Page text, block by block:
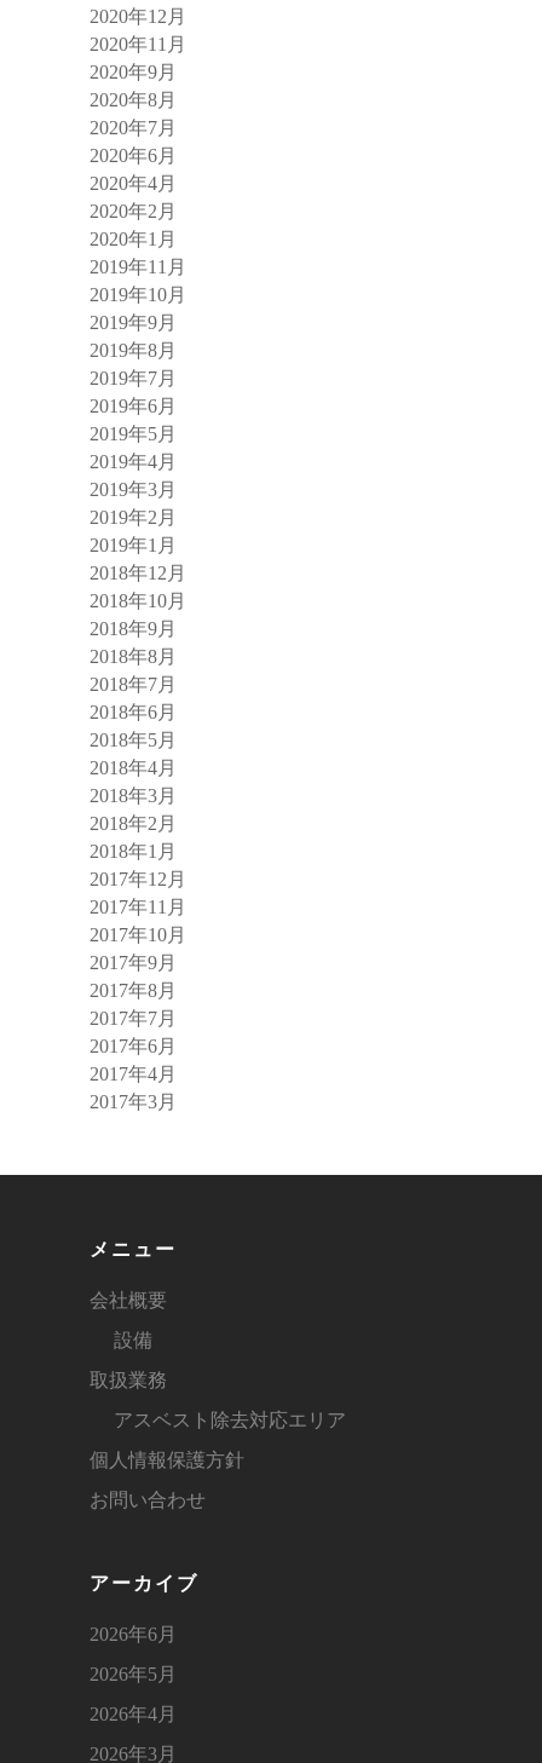
2020年12月
2020年11月
2020年9月
2020年8月
2020年7月
2020年6月
2020年4月
2020年2月
2020年1月
2019年11月
2019年10月
2019年9月
2019年8月
2019年7月
2019年6月
2019年5月
2019年4月
2019年3月
2019年2月
2019年1月
2018年12月
2018年10月
2018年9月
2018年8月
2018年7月
2018年6月
2018年5月
2018年4月
2018年3月
2018年2月
2018年1月
2017年12月
2017年11月
2017年10月
2017年9月
2017年8月
2017年7月
2017年6月
2017年4月
2017年3月
メニュー
会社概要
設備
取扱業務
アスベスト除去対応エリア
個人情報保護方針
お問い合わせ
アーカイブ
2026年6月
2026年5月
2026年4月
2026年3月